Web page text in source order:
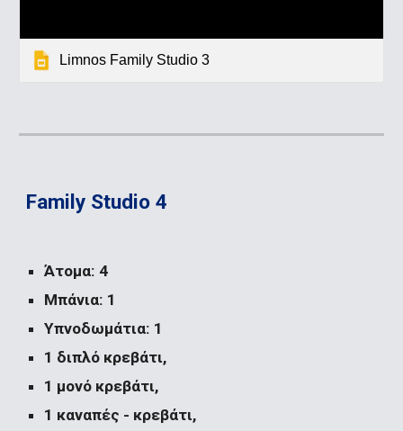
Limnos Family Studio 3
Family Studio 4
Άτομα: 4
Μπάνια: 1
Υπνοδωμάτια: 1
1 διπλό κρεβάτι,
1 μονό κρεβάτι,
1 καναπές - κρεβάτι,